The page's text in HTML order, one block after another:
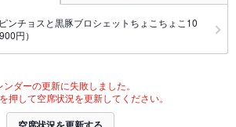
ンチョスと黒豚ブロシェットちょこちょこ10
円）
ンダーの更新に失敗しました。
押して空席状況を更新してください。